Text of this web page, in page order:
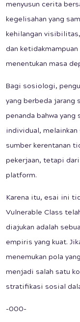
menyusun cerita
kegelisahan yang
kehilangan
dan
menentukan masa
Bagi sosiologi,
yang berbeda jarang
penanda bahwa yang
individual, melainkan
sumber kerentanan
pekerjaan, tetapi
platform.
Karena itu, esai ini
Vulnerable Class
diajukan adalah
empiris yang kuat.
menemukan pola
menjadi salah satu
stratifikasi sosial
-000-